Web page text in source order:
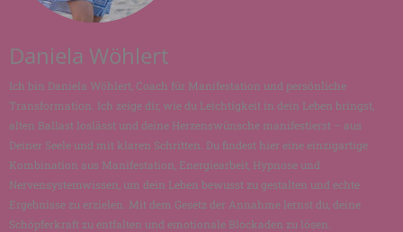
Daniela Wöhlert
Ich bin Daniela Wöhlert, Coach für Manifestation und persönliche
Transformation. Ich zeige dir, wie du Leichtigkeit in dein Leben bringst,
alten Ballast loslässt und deine Herzenswünsche manifestierst – aus
Deiner Seele und mit klaren Schritten. Du findest hier eine einzigartige
Kombination aus Manifestation, Energiearbeit, Hypnose und
Nervensystemwissen, um dein Leben bewusst zu gestalten und echte
Ergebnisse zu erzielen. Mit dem Gesetz der Annahme lernst du, deine
Schöpferkraft zu entfalten und emotionale Blockaden zu lösen.